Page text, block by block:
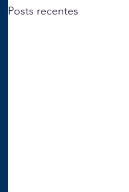
Posts recentes